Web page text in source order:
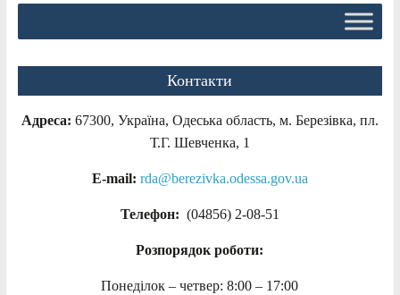
Контакти
Адреса: 67300, Україна, Одеська область, м. Березівка, пл.
Т.Г. Шевченка, 1
E-mail: rda@berezivka.odessa.gov.ua
Телефон: (04856) 2-08-51
Розпорядок роботи:
Понеділок – четвер: 8:00 – 17:00